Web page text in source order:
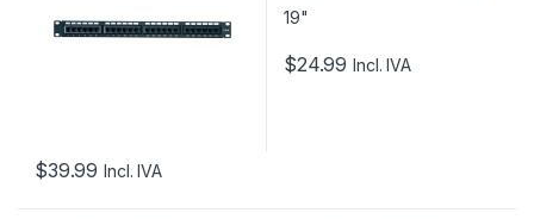
$39.99 Incl. IVA
$24.99 Incl. IVA